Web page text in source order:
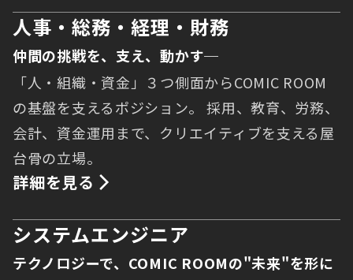
人事・総務・経理・財務
仲間の挑戦を、支え、動かす─
「人・組織・資金」３つ側面からCOMIC ROOM
の基盤を支えるポジション。 採用、教育、労務、
会計、資金運用まで、クリエイティブを支える屋
台骨の立場。
詳細を見る
システムエンジニア
テクノロジーで、COMIC ROOMの"未来"を形に